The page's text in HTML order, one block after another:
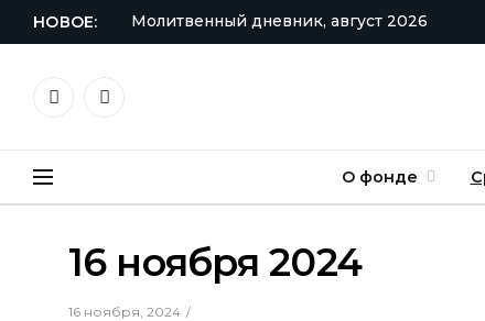
НОВОЕ: Молитвенный дневник, август 2026
VKontakteTelegram
О фонде
16 ноября 2024
16 ноября, 2024